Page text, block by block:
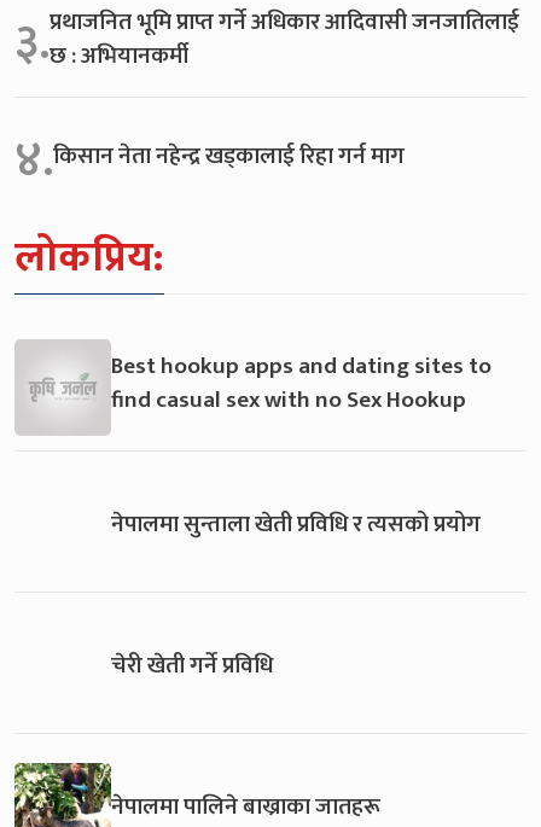
३.प्रथाजनित भूमि प्राप्त गर्ने अधिकार आदिवासी जनजातिलाई
छ : अभियानकर्मी
४.किसान नेता नहेन्द्र खड्कालाई रिहा गर्न माग
लोकप्रिय:
Best hookup apps and dating sites to
find casual sex with no Sex Hookup
नेपालमा सुन्ताला खेती प्रविधि र त्यसको प्रयोग
चेरी खेती गर्ने प्रविधि
नेपालमा पालिने बाख्राका जातहरू